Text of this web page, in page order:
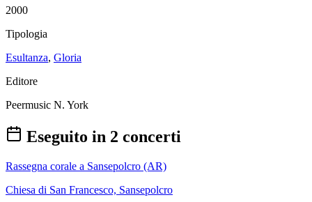
2000
Tipologia
Esultanza, Gloria
Editore
Peermusic N. York
Eseguito in 2 concerti
Rassegna corale a Sansepolcro (AR)
Chiesa di San Francesco, Sansepolcro